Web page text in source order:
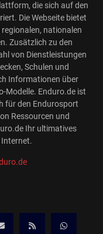
die sich auf den
Die Webseite bietet
nationalen
Zusätzlich zu den
von Dienstleistungen
Schulen und
Informationen über
Modelle. Enduro.de ist
für den Endurosport
Ressourcen und
Ihr ultimatives